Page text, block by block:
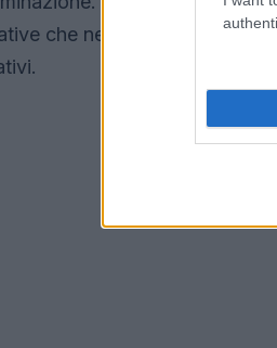
che nei giochi, mentre la